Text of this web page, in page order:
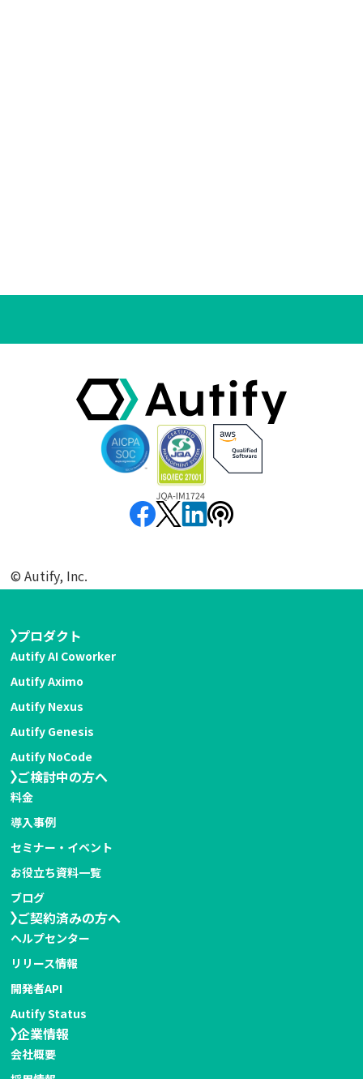
©︎ Autify, Inc.
プロダクト
Autify AI Coworker
Autify Aximo
Autify Nexus
Autify Genesis
Autify NoCode
ご検討中の方へ
料金
導入事例
セミナー・イベント
お役立ち資料一覧
ブログ
ご契約済みの方へ
ヘルプセンター
リリース情報
開発者API
Autify Status
企業情報
会社概要